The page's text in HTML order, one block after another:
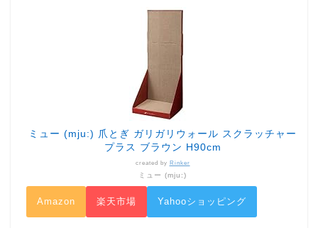
ミュー (mju:) 爪とぎ ガリガリウォール スクラッチャー
プラス ブラウン H90cm
created by Rinker
ミュー (mju:)
Amazon 楽天市場 Yahooショッピング